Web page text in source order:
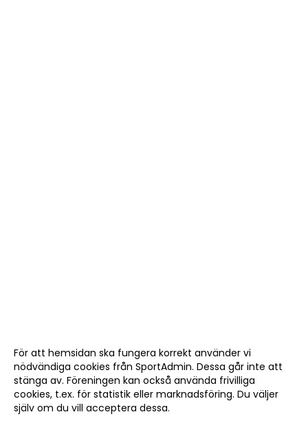
För att hemsidan ska fungera korrekt använder vi
nödvändiga cookies från SportAdmin. Dessa går inte att
stänga av. Föreningen kan också använda frivilliga
cookies, t.ex. för statistik eller marknadsföring. Du väljer
själv om du vill acceptera dessa.